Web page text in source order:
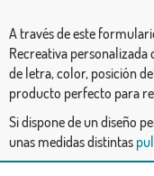
A través de este
Recreativa
de letra, color, posición
producto perfecto para
Si dispone de un diseño
unas medidas distintas